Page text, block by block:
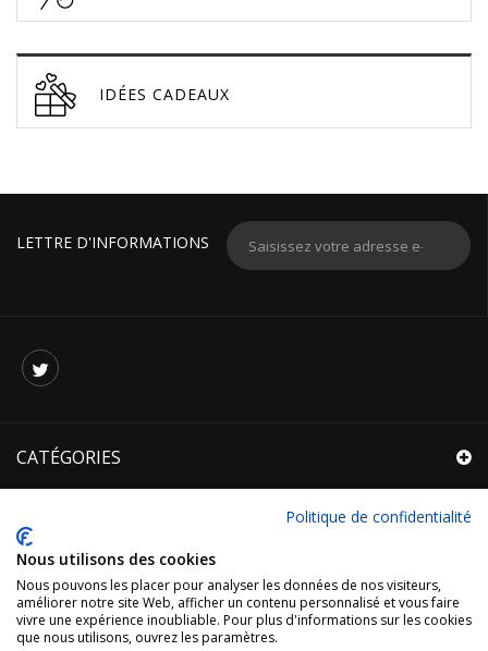
IDÉES CADEAUX
LETTRE D'INFORMATIONS
CATÉGORIES
R.G.P.D.
MON COMPTE
Politique de confidentialité
Nous utilisons des cookies
Nous pouvons les placer pour analyser les données de nos visiteurs,
améliorer notre site Web, afficher un contenu personnalisé et vous faire
vivre une expérience inoubliable. Pour plus d'informations sur les cookies
que nous utilisons, ouvrez les paramètres.